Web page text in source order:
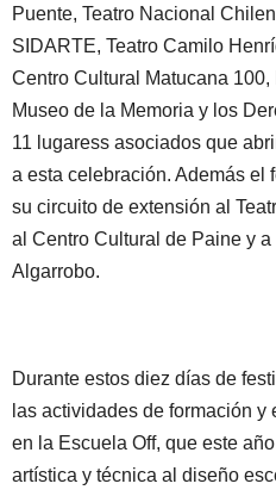
Puente, Teatro Nacional
SIDARTE, Teatro Camilo
Centro Cultural Matucana
Museo de la Memoria y los
11 lugaress asociados que
a esta celebración. Además el
su circuito de extensión al
al Centro Cultural de Paine y
Algarrobo.
Durante estos diez días de
las actividades de formación
en la Escuela Off, que este
artística y técnica al diseño